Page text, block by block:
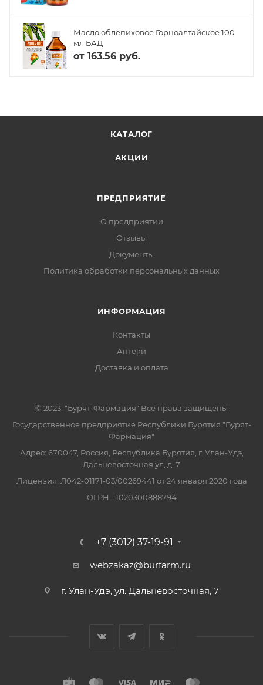
Масло облепиховое Горноалтайское 100
мл БАД
от 163.56 руб.
КАТАЛОГ
АКЦИИ
ПРЕДПРИЯТИЕ
О предприятии
Отзывы
Документы
Политика обработки персональных данных
ИНФОРМАЦИЯ
Контакты
Аптеки
Доставка и оплата
© 2023. "Бурят-Фармация" Все права защищены
Государственное предприятие Республики Бурятия "Бурят-
Фармация"
Адрес: 670047, Россия, Республика Бурятия, г. Улан-Удэ,
Дальневосточная ул, д. 7
Лицензия: Л042-01171-03/00269441 от 24 января 2020 года
ОГРН - 1020300888794
+7 (3012) 37-19-91
webzakaz@burfarm.ru
г. Улан-Удэ, ул. Дальневосточная, 7